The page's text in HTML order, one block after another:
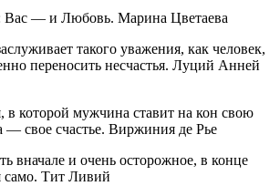
— и Любовь. Марина Цветаева
такого уважения, как человек,
переносить несчастья. Луций Анней
в которой мужчина ставит на кон свою
— свое счастье. Виржиния де Рье
вначале и очень осторожное, в конце
само. Тит Ливий